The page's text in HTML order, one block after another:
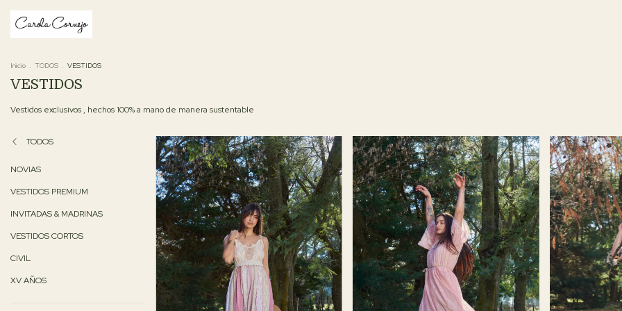
Inicio . TODOS . VESTIDOS
VESTIDOS
Vestidos exclusivos , hechos 100% a mano de manera sustentable
TODOS
NOVIAS
VESTIDOS PREMIUM
INVITADAS & MADRINAS
VESTIDOS CORTOS
CIVIL
XV AÑOS